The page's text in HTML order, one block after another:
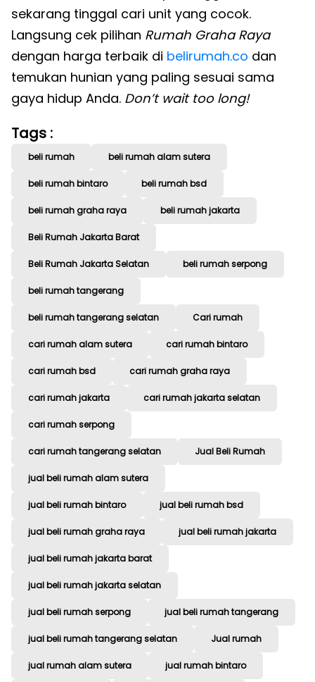
sekarang tinggal cari unit yang cocok.
Langsung cek pilihan Rumah Graha Raya
dengan harga terbaik di belirumah.co dan
temukan hunian yang paling sesuai sama
gaya hidup Anda. Don’t wait too long!
Tags :
beli rumah beli rumah alam sutera
beli rumah bintaro beli rumah bsd
beli rumah graha raya beli rumah jakarta
Beli Rumah Jakarta Barat
Beli Rumah Jakarta Selatan beli rumah serpong
beli rumah tangerang
beli rumah tangerang selatan Cari rumah
cari rumah alam sutera cari rumah bintaro
cari rumah bsd cari rumah graha raya
cari rumah jakarta cari rumah jakarta selatan
cari rumah serpong
cari rumah tangerang selatan Jual Beli Rumah
jual beli rumah alam sutera
jual beli rumah bintaro jual beli rumah bsd
jual beli rumah graha raya jual beli rumah jakarta
jual beli rumah jakarta barat
jual beli rumah jakarta selatan
jual beli rumah serpong jual beli rumah tangerang
jual beli rumah tangerang selatan Jual rumah
jual rumah alam sutera jual rumah bintaro